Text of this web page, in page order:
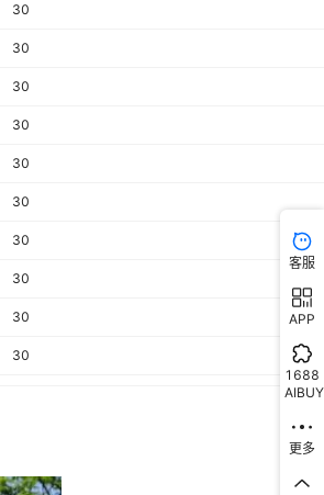
30
30
30
30
30
30
30
30
30
30
客服
APP
1688
AIBUY
更多